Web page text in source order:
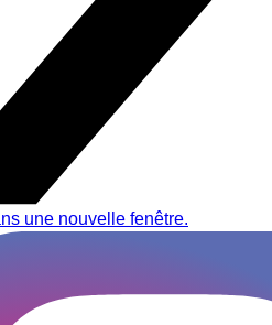
une nouvelle fenêtre.